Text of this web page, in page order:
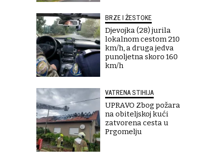
BRZE I ŽESTOKE
Djevojka (28) jurila
lokalnom cestom 210
km/h, a druga jedva
punoljetna skoro 160
km/h
VATRENA STIHIJA
UPRAVO Zbog požara
na obiteljskoj kući
zatvorena cesta u
Prgomelju